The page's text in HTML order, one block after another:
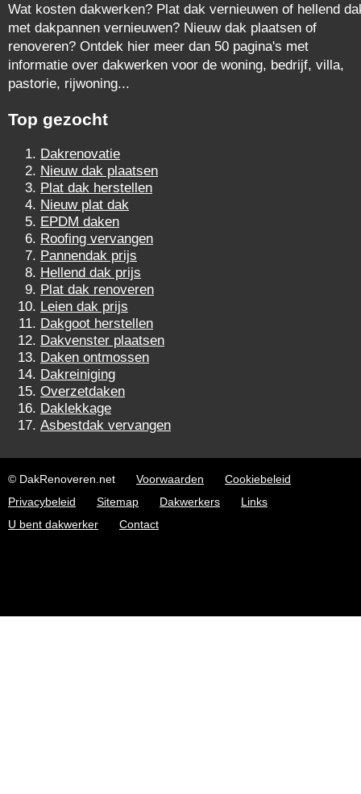
Wat kosten dakwerken? Plat dak vernieuwen of hellend
met dakpannen vernieuwen? Nieuw dak plaatsen of
renoveren? Ontdek hier meer dan 50 pagina's met
informatie over dakwerken voor de woning, bedrijf, villa,
pastorie, rijwoning...
Top gezocht
Dakrenovatie
Nieuw dak plaatsen
Plat dak herstellen
Nieuw plat dak
EPDM daken
Roofing vervangen
Pannendak prijs
Hellend dak prijs
Plat dak renoveren
Leien dak prijs
Dakgoot herstellen
Dakvenster plaatsen
Daken ontmossen
Dakreiniging
Overzetdaken
Daklekkage
Asbestdak vervangen
© DakRenoveren.net Voorwaarden
Cookiebeleid
Privacybeleid
Sitemap Dakwerkers
Links
U bent dakwerker
Contact